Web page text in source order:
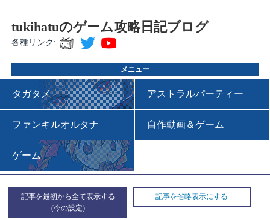
tukihatuのゲーム攻略日記ブログ
各種リンク:
メニュー
タガタメ アストラルパーティー
ファンキルオルタナ 自作動画＆ゲーム
ゲーム
記事を最初から全て表示する 記事を省略表示にする